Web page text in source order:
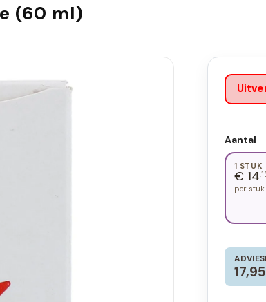
(60 ml)
Aantal
1 STUK
€ 14
per stuk
17,95